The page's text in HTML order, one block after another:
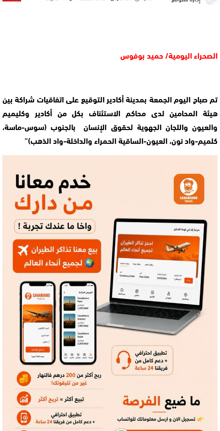
الصحراء اليومية/ حميد بوفوس
تم صباح اليوم الجمعة بمدينة أكادير التوقيع على اتفاقيات شراكة بين
هيئة المحامين لدى محاكم الاستئناف بكل من أكادير وكليميم
والعيون واللجان الجهوية لحقوق الإنسان بالجنوب (سوس-ماسة،
كلميم-واد نون، العيون-الساقية الحمراء والداخلة-واد الذهب)”